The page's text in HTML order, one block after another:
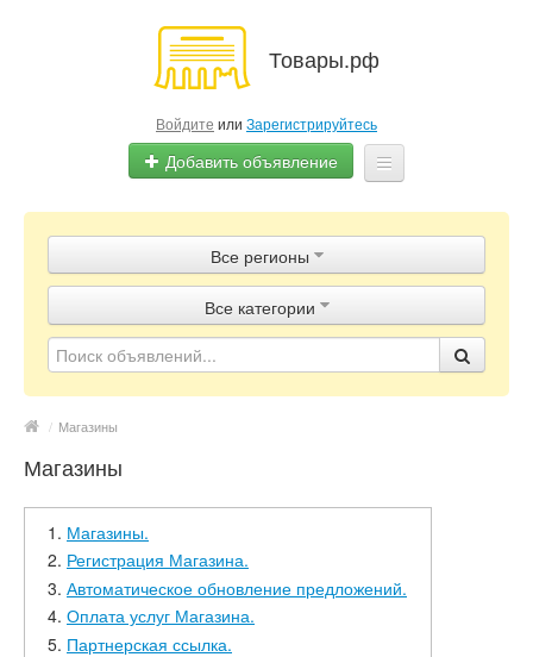
Товары.рф
Войдите или Зарегистрируйтесь
Добавить объявление
Объявления
Магазины
Контакты
Все регионы
Все категории
/ Магазины
Магазины
Магазины.
Регистрация Магазина.
Автоматическое обновление предложений.
Оплата услуг Магазина.
Партнерская ссылка.